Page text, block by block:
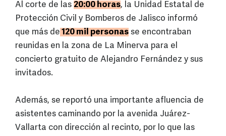
Al corte de las 20:00 horas, la Unidad Estatal de
Protección Civil y Bomberos de Jalisco informó
que más de 120 mil personas se encontraban
reunidas en la zona de La Minerva para el
concierto gratuito de Alejandro Fernández y sus
invitados.
Además, se reportó una importante afluencia de
asistentes caminando por la avenida Juárez-
Vallarta con dirección al recinto, por lo que las